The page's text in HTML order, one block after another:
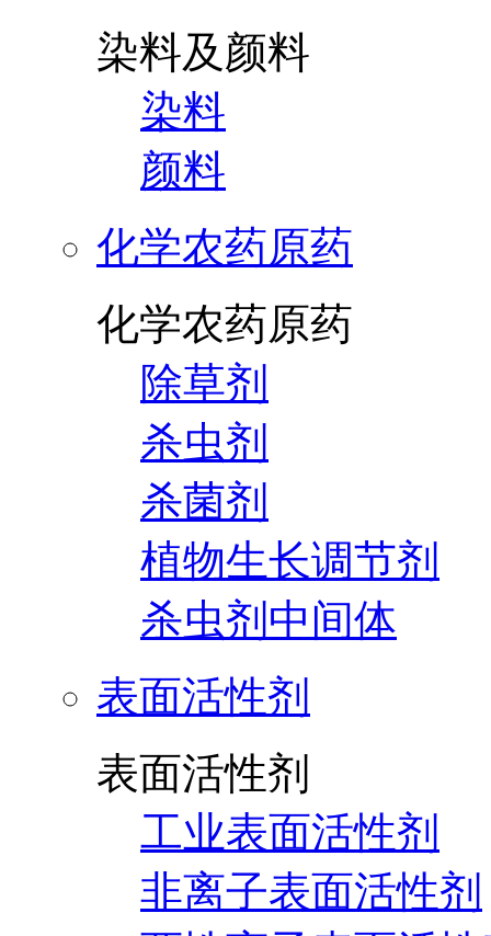
染料及颜料
染料
颜料
化学农药原药
化学农药原药
除草剂
杀虫剂
杀菌剂
植物生长调节剂
杀虫剂中间体
表面活性剂
表面活性剂
工业表面活性剂
非离子表面活性剂